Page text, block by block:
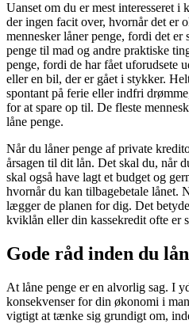
Uanset om du er mest interesseret
der ingen facit over, hvornår det er
mennesker låner penge, fordi det er
penge til mad og andre praktiske
penge, fordi de har fået uforudsete
eller en bil, der er gået i stykker.
spontant på ferie eller indfri
for at spare op til. De fleste
låne penge.
Når du låner penge af private
årsagen til dit lån. Det skal du, når
skal også have lagt et budget og
hvornår du kan tilbagebetale lånet.
lægger de planen for dig. Det
kviklån eller din kassekredit ofte er
Gode råd inden du
At låne penge er en alvorlig sag. I
konsekvenser for din økonomi i
vigtigt at tænke sig grundigt om,